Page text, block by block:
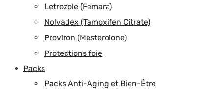
Letrozole (Femara)
Nolvadex (Tamoxifen Citrate)
Proviron (Mesterolone)
Protections foie
Packs
Packs Anti-Aging et Bien-Être